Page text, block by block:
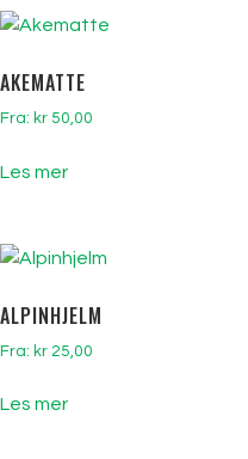
AKEMATTE
Fra: kr 50,00
Les mer
ALPINHJELM
Fra: kr 25,00
Les mer